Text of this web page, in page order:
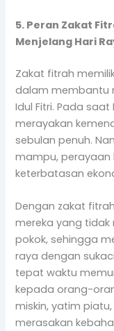
5. Peran Zakat
Menjelang Hari
Zakat fitrah
dalam membantu
Idul Fitri. Pada
merayakan
sebulan penuh.
mampu, perayaan
keterbatasan
Dengan zakat
mereka yang
pokok, sehingga
raya dengan
tepat waktu
kepada orang-
miskin, yatim
merasakan